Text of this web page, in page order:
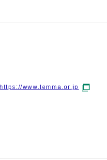
https://www.temma.or.jp